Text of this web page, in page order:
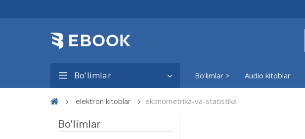
Bo'limlar Bo'limlar > Audio kitoblar
elektron kitoblar ekonometrika-va-statistika
Bo'limlar